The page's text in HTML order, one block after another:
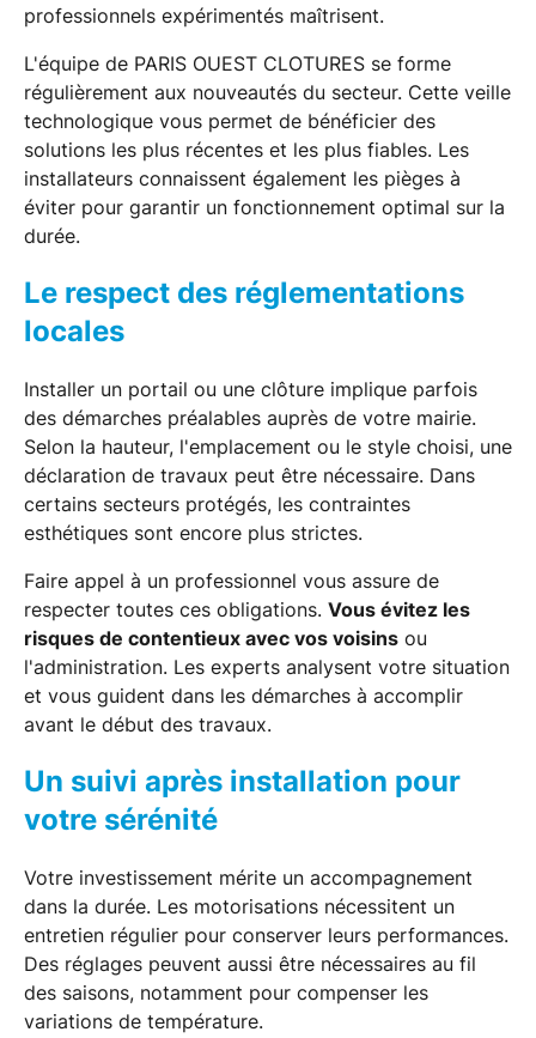
professionnels expérimentés maîtrisent.
L'équipe de PARIS OUEST CLOTURES se forme
régulièrement aux nouveautés du secteur. Cette veille
technologique vous permet de bénéficier des
solutions les plus récentes et les plus fiables. Les
installateurs connaissent également les pièges à
éviter pour garantir un fonctionnement optimal sur la
durée.
Le respect des réglementations
locales
Installer un portail ou une clôture implique parfois
des démarches préalables auprès de votre mairie.
Selon la hauteur, l'emplacement ou le style choisi, une
déclaration de travaux peut être nécessaire. Dans
certains secteurs protégés, les contraintes
esthétiques sont encore plus strictes.
Faire appel à un professionnel vous assure de
respecter toutes ces obligations. Vous évitez les
risques de contentieux avec vos voisins ou
l'administration. Les experts analysent votre situation
et vous guident dans les démarches à accomplir
avant le début des travaux.
Un suivi après installation pour
votre sérénité
Votre investissement mérite un accompagnement
dans la durée. Les motorisations nécessitent un
entretien régulier pour conserver leurs performances.
Des réglages peuvent aussi être nécessaires au fil
des saisons, notamment pour compenser les
variations de température.